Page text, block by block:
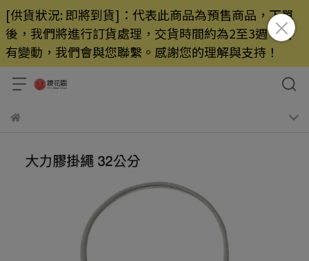
[供貨狀況: 即將到貨]：代表此商品為預售商品，下單
後，我們將進行訂貨處理，交貨時間約為2至3週，若
有變動，我們會與您聯繫。感謝您的理解與支持！